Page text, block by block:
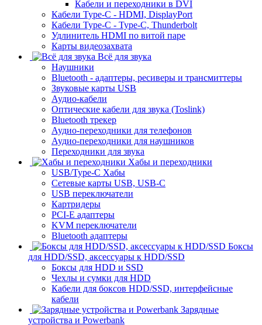
Кабели и переходники в DVI
Кабели Type-C - HDMI, DisplayPort
Кабели Type-C - Type-C, Thunderbolt
Удлинитель HDMI по витой паре
Карты видеозахвата
Всё для звука
Наушники
Bluetooth - адаптеры, ресиверы и трансмиттеры
Звуковые карты USB
Аудио-кабели
Оптические кабели для звука (Toslink)
Bluetooth трекер
Аудио-переходники для телефонов
Аудио-переходники для наушников
Переходники для звука
Хабы и переходники
USB/Type-C Хабы
Сетевые карты USB, USB-C
USB переключатели
Картридеры
PCI-E адаптеры
KVM переключатели
Bluetooth адаптеры
Боксы
для HDD/SSD, аксессуары к HDD/SSD
Боксы для HDD и SSD
Чехлы и сумки для HDD
Кабели для боксов HDD/SSD, интерфейсные
кабели
Зарядные
устройства и Powerbank